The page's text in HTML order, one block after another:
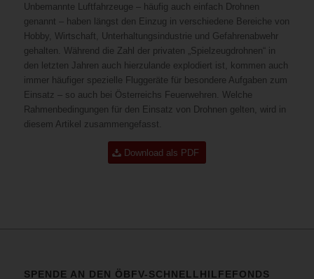
Unbemannte Luftfahrzeuge – häufig auch einfach Drohnen
genannt – haben längst den Einzug in verschiedene Bereiche von
Hobby, Wirtschaft, Unterhaltungsindustrie und Gefahrenabwehr
gehalten. Während die Zahl der privaten „Spielzeugdrohnen“ in
den letzten Jahren auch hierzulande explodiert ist, kommen auch
immer häufiger spezielle Fluggeräte für besondere Aufgaben zum
Einsatz – so auch bei Österreichs Feuerwehren. Welche
Rahmenbedingungen für den Einsatz von Drohnen gelten, wird in
diesem Artikel zusammengefasst.
Download als PDF
SPENDE AN DEN ÖBFV-SCHNELLHILFEFONDS